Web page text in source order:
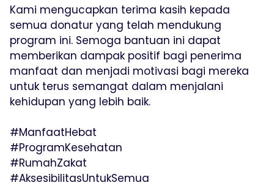
Kami mengucapkan terima kasih kepada
semua donatur yang telah mendukung
program ini. Semoga bantuan ini dapat
memberikan dampak positif bagi penerima
manfaat dan menjadi motivasi bagi mereka
untuk terus semangat dalam menjalani
kehidupan yang lebih baik.
#ManfaatHebat
#ProgramKesehatan
#RumahZakat
#AksesibilitasUntukSemua